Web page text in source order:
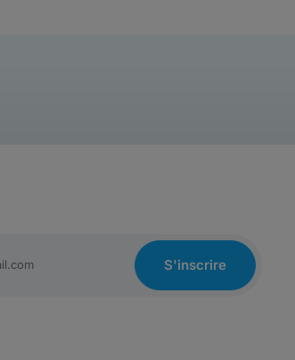
S'inscrire